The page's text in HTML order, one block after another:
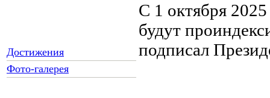
Достижения
Фото-галерея
C 1 октября
будут
подписал